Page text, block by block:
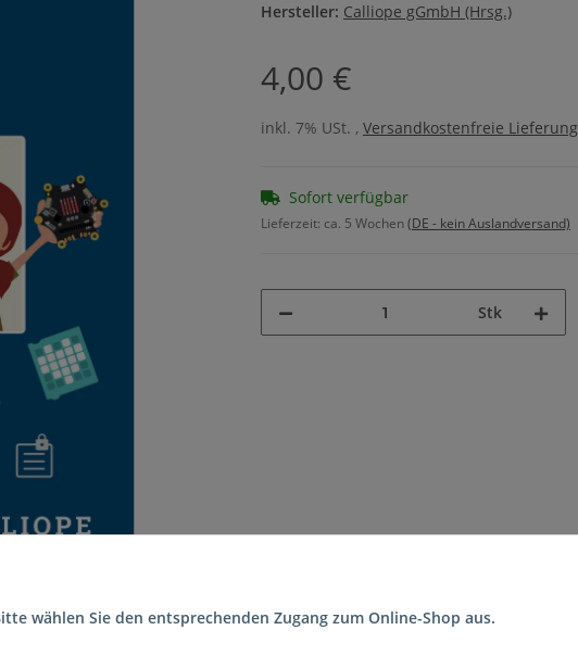
Hersteller: Calliope gGmbH (Hrsg.)
4,00 €
inkl. 7% USt. , Versandkostenfreie Lieferung
Sofort verfügbar
Lieferzeit: ca. 5 Wochen(DE - kein Auslandversand)
Stk
wählen Sie den entsprechenden Zugang zum Online-Shop aus.